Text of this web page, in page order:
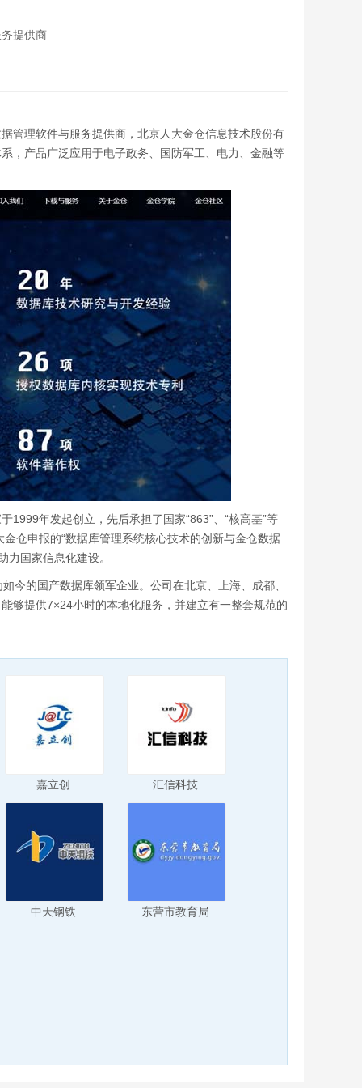
提供商
管理软件与服务提供商，北京人大金仓信息技术股份有
，产品广泛应用于电子政务、国防军工、电力、金融等
1999年发起创立，先后承担了国家“863”、“核高基”等
仓申报的“数据库管理系统核心技术的创新与金仓数据
国家信息化建设。
今的国产数据库领军企业。公司在北京、上海、成都、
够提供7×24小时的本地化服务，并建立有一整套规范的
嘉立创 汇信科技
中天钢铁 东营市教育局